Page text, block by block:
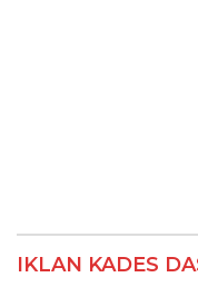
IKLAN KADES